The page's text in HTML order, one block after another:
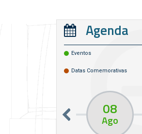
Agenda
Eventos
Datas Comemorativas
08
Ago